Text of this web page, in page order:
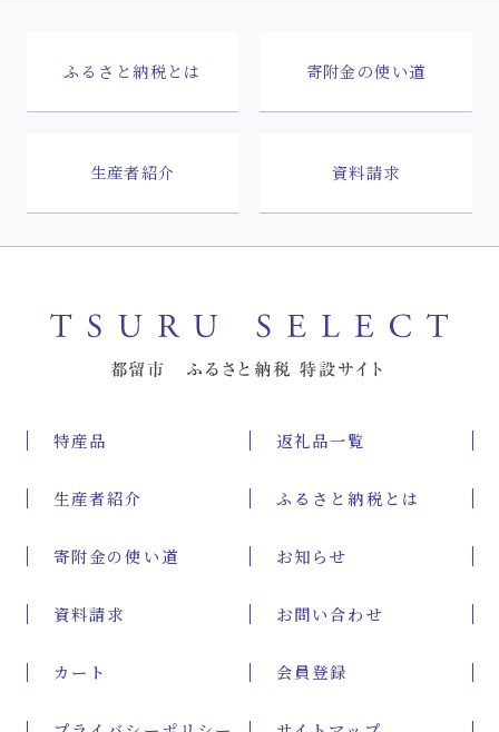
ふるさと納税とは 寄附金の使い道
生産者紹介 資料請求
特産品 返礼品一覧
生産者紹介 ふるさと納税とは
寄附金の使い道 お知らせ
資料請求 お問い合わせ
カート 会員登録